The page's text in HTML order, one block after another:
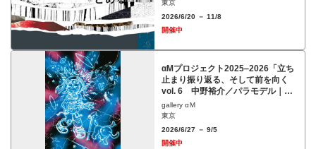
ー［ICC］
東京
2026/6/20 － 11/8
開催中
αMプロジェクト2025‒2026「立ち
止まり振り返る、そして前を向く
vol. 6 中野裕介／パラモデル｜よ
ろぼう少年、かなたの道をゆく
▶▶▶市ヶ谷の夢とP」
gallery αＭ
東京
2026/6/27 － 9/5
開催中